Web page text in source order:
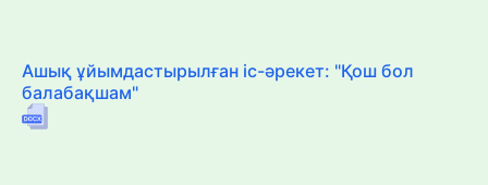
Ашық ұйымдастырылған іс-әрекет: "Қош бол
балабақшам"